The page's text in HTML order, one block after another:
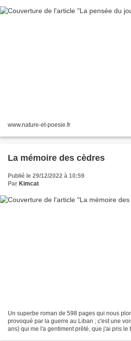
www.nature-et-poesie.fr
La mémoire des cèdres
Publié le 29/12/2022 à 10:59
Par Kimcat
Un superbe roman de 598 pages qui nous
provoqué par la guerre au Liban ; c'est une
ans) qui me l'a gentiment prêté, que j'ai pris le